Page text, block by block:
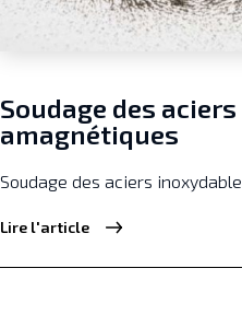
Soudage des
amagnétiques
Soudage des aciers
Lire l'article